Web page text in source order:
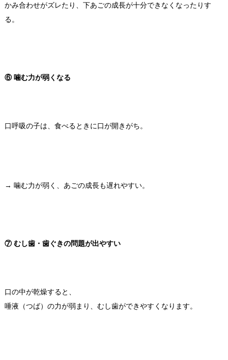
かみ合わせがズレたり、下あごの成長が十分できなくなったりす
る。
⑥ 噛む力が弱くなる
口呼吸の子は、食べるときに口が開きがち。
→ 噛む力が弱く、あごの成長も遅れやすい。
⑦ むし歯・歯ぐきの問題が出やすい
口の中が乾燥すると、
唾液（つば）の力が弱まり、むし歯ができやすくなります。